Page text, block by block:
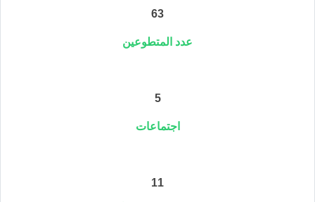
63
عدد المتطوعين
5
اجتماعات
11